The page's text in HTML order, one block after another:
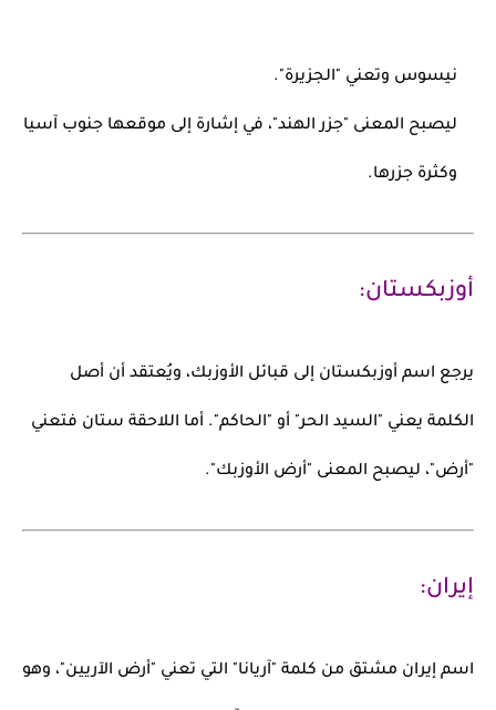
نيسوس وتعني "الجزيرة".
ليصبح المعنى "جزر الهند"، في إشارة إلى موقعها جنوب آسيا
وكثرة جزرها.
أوزبكستان:
يرجع اسم أوزبكستان إلى قبائل الأوزبك، ويُعتقد أن أصل
الكلمة يعني "السيد الحر" أو "الحاكم". أما اللاحقة ستان فتعني
"أرض"، ليصبح المعنى "أرض الأوزبك".
إيران:
اسم إيران مشتق من كلمة "آريانا" التي تعني "أرض الآريين"، وهو